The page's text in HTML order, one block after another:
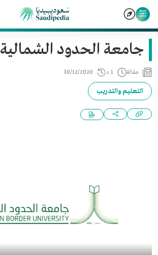
جامعة الحدود الشمالية
مقالة 1 د 30/12/2020
التعليم والتدريب